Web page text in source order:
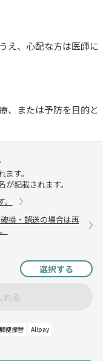
え、心配な方は医師に
、または予防を目的と
す。
記載されます。
損・誤送の場合は再
選択する
る
郵便振替
Alipay